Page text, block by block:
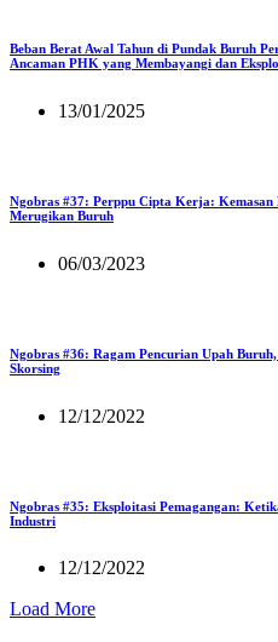
Beban Berat Awal Tahun di Pundak Buruh
Ancaman PHK yang Membayangi dan
13/01/2025
Ngobras #37: Perppu Cipta Kerja:
Merugikan Buruh
06/03/2023
Ngobras #36: Ragam Pencurian Upah
Skorsing
12/12/2022
Ngobras #35: Eksploitasi Pemagangan:
Industri
12/12/2022
Load More